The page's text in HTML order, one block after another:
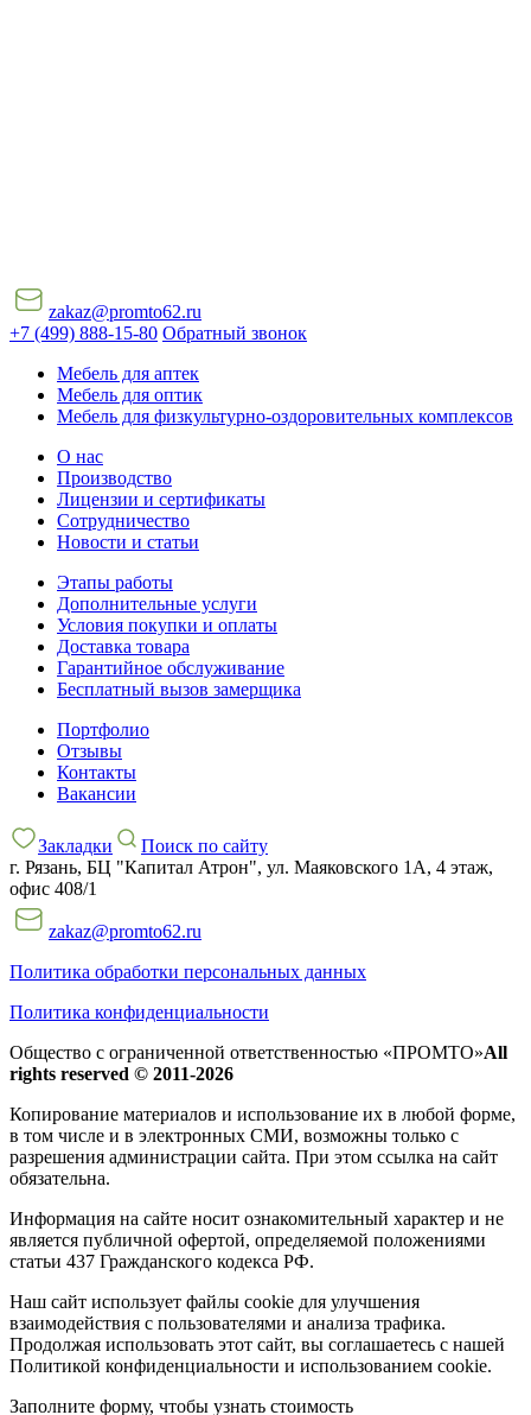
zakaz@promto62.ru
+7 (499) 888-15-80 Обратный звонок
Мебель для аптек
Мебель для оптик
Мебель для физкультурно-оздоровительных комплексов
О нас
Производство
Лицензии и сертификаты
Сотрудничество
Новости и статьи
Этапы работы
Дополнительные услуги
Условия покупки и оплаты
Доставка товара
Гарантийное обслуживание
Бесплатный вызов замерщика
Портфолио
Отзывы
Контакты
Вакансии
Закладки
Поиск по сайту
г. Рязань, БЦ "Капитал Атрон", ул. Маяковского 1А, 4 этаж,
офис 408/1
zakaz@promto62.ru
Политика обработки персональных данных
Политика конфиденциальности
Общество с ограниченной ответственностью «ПРОМТО»All
rights reserved © 2011-2026
Копирование материалов и использование их в любой форме,
в том числе и в электронных СМИ, возможны только c
разрешения администрации сайта. При этом ссылка на сайт
обязательна.
Информация на сайте носит ознакомительный характер и не
является публичной офертой, определяемой положениями
статьи 437 Гражданского кодекса РФ.
Наш сайт использует файлы cookie для улучшения
взаимодействия с пользователями и анализа трафика.
Продолжая использовать этот сайт, вы соглашаетесь с нашей
Политикой конфиденциальности и использованием cookie.
Заполните форму, чтобы узнать стоимость